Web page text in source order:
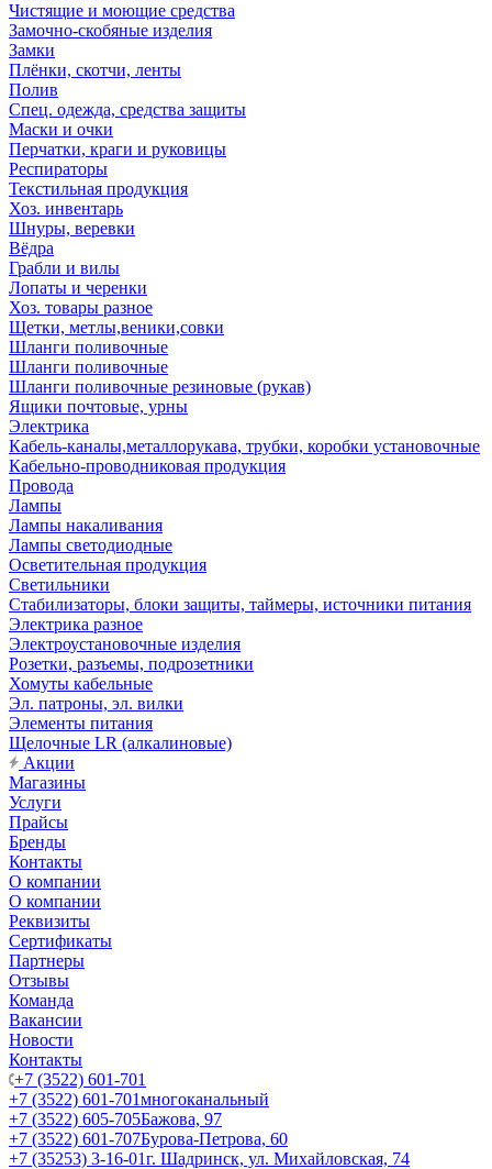
Чистящие и моющие средства
Замочно-скобяные изделия
Замки
Плёнки, скотчи, ленты
Полив
Спец. одежда, средства защиты
Маски и очки
Перчатки, краги и руковицы
Респираторы
Текстильная продукция
Хоз. инвентарь
Шнуры, веревки
Вёдра
Грабли и вилы
Лопаты и черенки
Хоз. товары разное
Щетки, метлы,веники,совки
Шланги поливочные
Шланги поливочные
Шланги поливочные резиновые (рукав)
Ящики почтовые, урны
Электрика
Кабель-каналы,металлорукава, трубки, коробки установочные
Кабельно-проводниковая продукция
Провода
Лампы
Лампы накаливания
Лампы светодиодные
Осветительная продукция
Светильники
Стабилизаторы, блоки защиты, таймеры, источники питания
Электрика разное
Электроустановочные изделия
Розетки, разъемы, подрозетники
Хомуты кабельные
Эл. патроны, эл. вилки
Элементы питания
Щелочные LR (алкалиновые)
Акции
Магазины
Услуги
Прайсы
Бренды
Контакты
О компании
О компании
Реквизиты
Сертификаты
Партнеры
Отзывы
Команда
Вакансии
Новости
Контакты
+7 (3522) 601-701
+7 (3522) 601-701многоканальный
+7 (3522) 605-705Бажова, 97
+7 (3522) 601-707Бурова-Петрова, 60
+7 (35253) 3-16-01г. Шадринск, ул. Михайловская, 74